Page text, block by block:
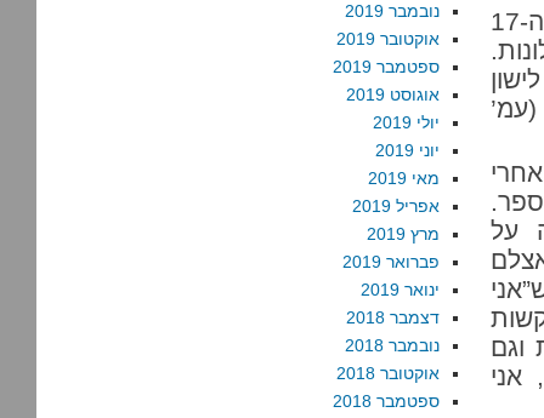
עדות ילדים מס’ 13 של רל”א אומרת “אצל בתי בת ה-17
(עמ’
על
וגם
אני
נובמבר 2019
אוקטובר 2019
ספטמבר 2019
אוגוסט 2019
יולי 2019
יוני 2019
מאי 2019
אפריל 2019
מרץ 2019
פברואר 2019
ינואר 2019
דצמבר 2018
נובמבר 2018
אוקטובר 2018
ספטמבר 2018